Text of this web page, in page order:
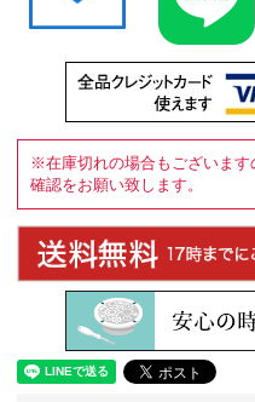
※在庫切れの場合もございま
確認をお願い致します。